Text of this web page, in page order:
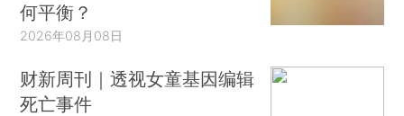
何平衡？
2026年08月08日
财新周刊｜透视女童基因编辑
死亡事件